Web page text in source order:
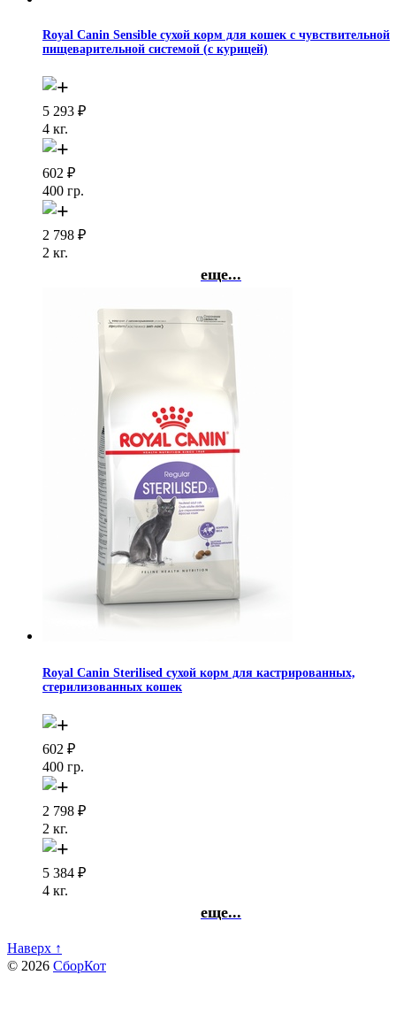
Royal Canin Sensible сухой корм для кошек с чувствительной
пищеварительной системой (с курицей)
5 293 ₽
4 кг.
602 ₽
400 гр.
2 798 ₽
2 кг.
еще...
Royal Canin Sterilised сухой корм для кастрированных,
стерилизованных кошек
602 ₽
400 гр.
2 798 ₽
2 кг.
5 384 ₽
4 кг.
еще...
Наверх ↑
© 2026 СборКот